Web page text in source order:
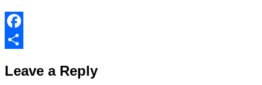
Facebook
Leave a Reply